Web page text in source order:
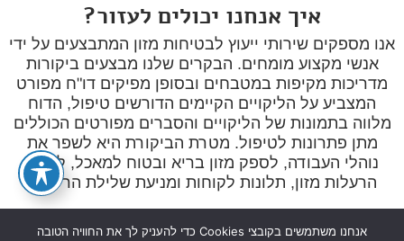
איך אנחנו יכולים לעזור?
אנו מספקים שירותי ייעוץ לבטיחות מזון המתבצעים על ידי
אנשי מקצוע מומחים. הבקרים שלנו מבצעים ביקורות
מדריכות מקיפות במטבחים ובסופן מפיקים דו"ח מפורט
המצביע על הליקויים הקיימים הדורשים טיפול, הדוח
מלווה בתמונות של הליקויים והסברים מפורטים הכוללים
מתן פתרונות לטיפול. מטרת הביקורת היא לשפר את
נוהלי העבודה, לספק מזון בריא ובטוח למאכל, למנוע
הרעלות מזון, תלונות לקוחות ומניעת שלילת הרישיון.
סוגי עסקים שצריכים רישיון עסק (ועוד...)
אנחנו משתמשים בקובצי Cookies כדי להעניק לך את החוויה הטובה